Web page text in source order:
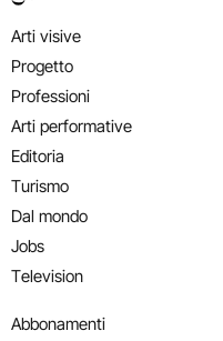
Arti visive
Progetto
Professioni
Arti performative
Editoria
Turismo
Dal mondo
Jobs
Television
Abbonamenti